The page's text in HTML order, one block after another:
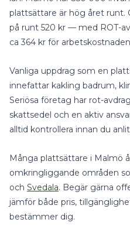
plattsättare är hög året runt.
på runt 520 kr — med ROT-
ca 364 kr för
Vanliga uppdrag som en
innefattar kakling badrum,
Seriösa företag har rot-
skattsedel och en aktiv
alltid kontrollera innan du
Många plattsättare i Malmö
omkringliggande områden
och Svedala. Begär gärna
jämför både pris,
bestämmer dig.